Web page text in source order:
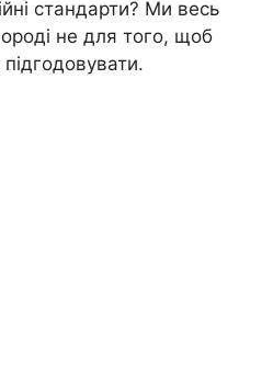
стандарти? Ми весь
не для того, щоб